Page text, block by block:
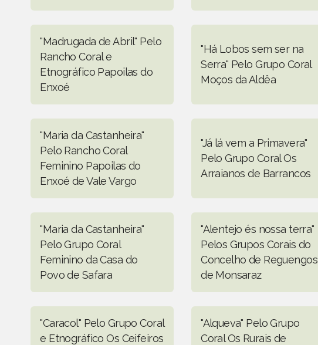
"Madrugada de Abril" Pelo
Rancho Coral e
Etnográfico Papoilas do
Enxoé
"Há Lobos sem ser na
Serra" Pelo Grupo Coral
Moços da Aldêa
"Maria da Castanheira"
Pelo Rancho Coral
Feminino Papoilas do
Enxoé de Vale Vargo
"Já lá vem a Primavera"
Pelo Grupo Coral Os
Arraianos de Barrancos
"Maria da Castanheira"
Pelo Grupo Coral
Feminino da Casa do
Povo de Safara
"Alentejo és nossa terra"
Pelos Grupos Corais do
Concelho de Reguengos
de Monsaraz
"Caracol" Pelo Grupo Coral
e Etnográfico Os Ceifeiros
"Alqueva" Pelo Grupo
Coral Os Rurais de